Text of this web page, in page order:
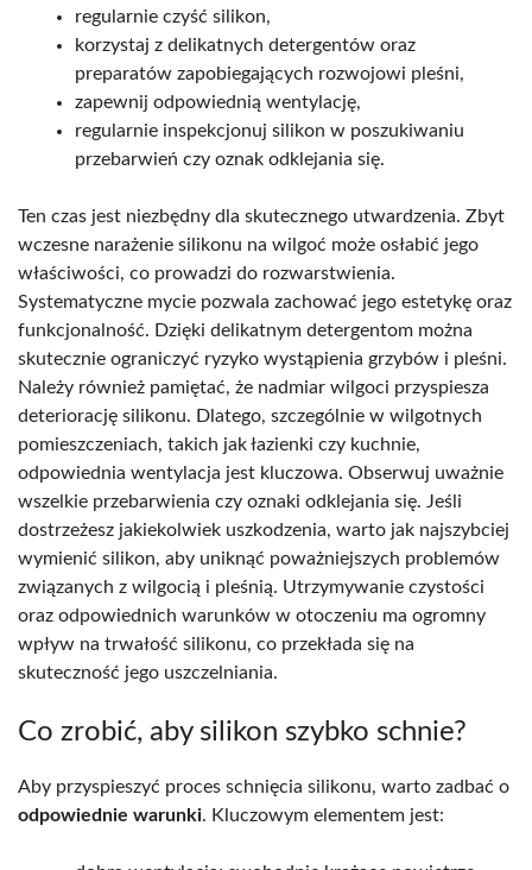
regularnie czyść silikon,
korzystaj z delikatnych detergentów oraz
preparatów zapobiegających rozwojowi pleśni,
zapewnij odpowiednią wentylację,
regularnie inspekcjonuj silikon w poszukiwaniu
przebarwień czy oznak odklejania się.
Ten czas jest niezbędny dla skutecznego utwardzenia. Zbyt
wczesne narażenie silikonu na wilgoć może osłabić jego
właściwości, co prowadzi do rozwarstwienia.
Systematyczne mycie pozwala zachować jego estetykę oraz
funkcjonalność. Dzięki delikatnym detergentom można
skutecznie ograniczyć ryzyko wystąpienia grzybów i pleśni.
Należy również pamiętać, że nadmiar wilgoci przyspiesza
deteriorację silikonu. Dlatego, szczególnie w wilgotnych
pomieszczeniach, takich jak łazienki czy kuchnie,
odpowiednia wentylacja jest kluczowa. Obserwuj uważnie
wszelkie przebarwienia czy oznaki odklejania się. Jeśli
dostrzeżesz jakiekolwiek uszkodzenia, warto jak najszybciej
wymienić silikon, aby uniknąć poważniejszych problemów
związanych z wilgocią i pleśnią. Utrzymywanie czystości
oraz odpowiednich warunków w otoczeniu ma ogromny
wpływ na trwałość silikonu, co przekłada się na
skuteczność jego uszczelniania.
Co zrobić, aby silikon szybko schnie?
Aby przyspieszyć proces schnięcia silikonu, warto zadbać o
odpowiednie warunki. Kluczowym elementem jest: